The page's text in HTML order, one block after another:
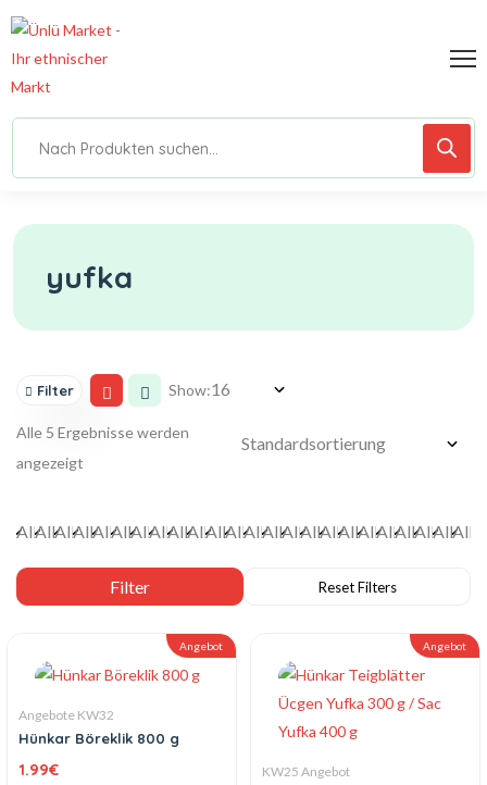
yufka
Filter Show:
Alle 5 Ergebnisse werden
angezeigt
Angebot
Angebote KW32
Hünkar Böreklik 800 g
1.99€
Angebot
KW25 Angebot